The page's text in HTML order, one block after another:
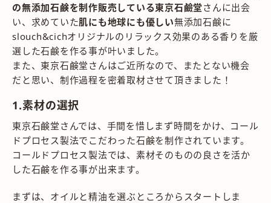
の無添加石鹸を制作販売している東京石鹼堂さんに出会
い、求めていた肌にも地球にも優しい無添加石鹸に
slouch&cichオリジナルのリラックス効果のある香りを厳
選した石鹸を作る事が叶いました。
また、 東京石鹸堂 さんはご近所なので、またとない機会
だと思い、制作過程を密着取材させて頂きました！
1.素材の選択
東京石鹸堂さんでは、手間を惜しまず時間をかけ、コール
ドプロセス製法でこだわった石鹸を制作されています。
コールドプロセス製法では、素材そのものの良さを活か
した石鹸を作る事が出来ます。
まずは、オイルと精油を選ぶところからスタートしま